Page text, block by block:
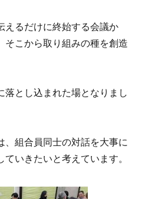
えるだけに終始する会議か
そこから取り組みの種を創造
落とし込まれた場となりまし
、組合員同士の対話を大事に
いきたいと考えています。